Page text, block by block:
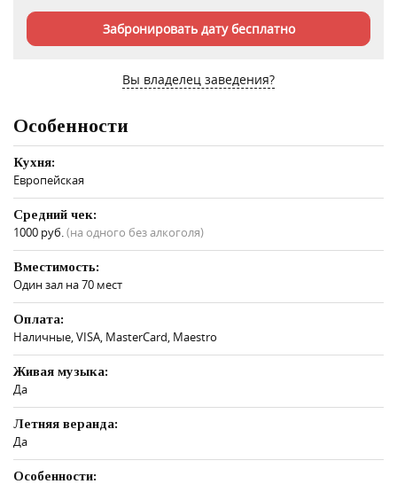
Забронировать дату бесплатно
Вы владелец заведения?
Особенности
Кухня:
Европейская
Средний чек:
1000 руб.(на одного без алкоголя)
Вместимость:
Один зал на 70 мест
Оплата:
Наличные, VISA, MasterCard, Maestro
Живая музыка:
Да
Летняя веранда:
Да
Особенности: